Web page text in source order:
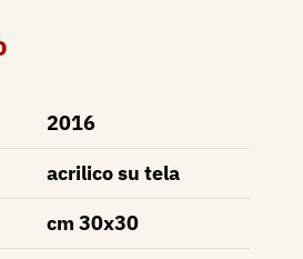
2016
acrilico su tela
cm 30x30